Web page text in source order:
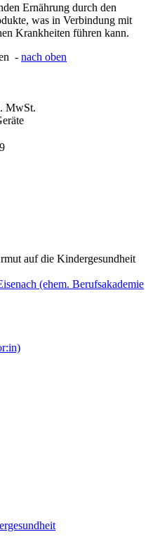
Ernährung durch den
was in Verbindung mit
Krankheiten führen kann.
- nach oben
MwSt.
auf die Kindergesundheit
(ehem. Berufsakademie